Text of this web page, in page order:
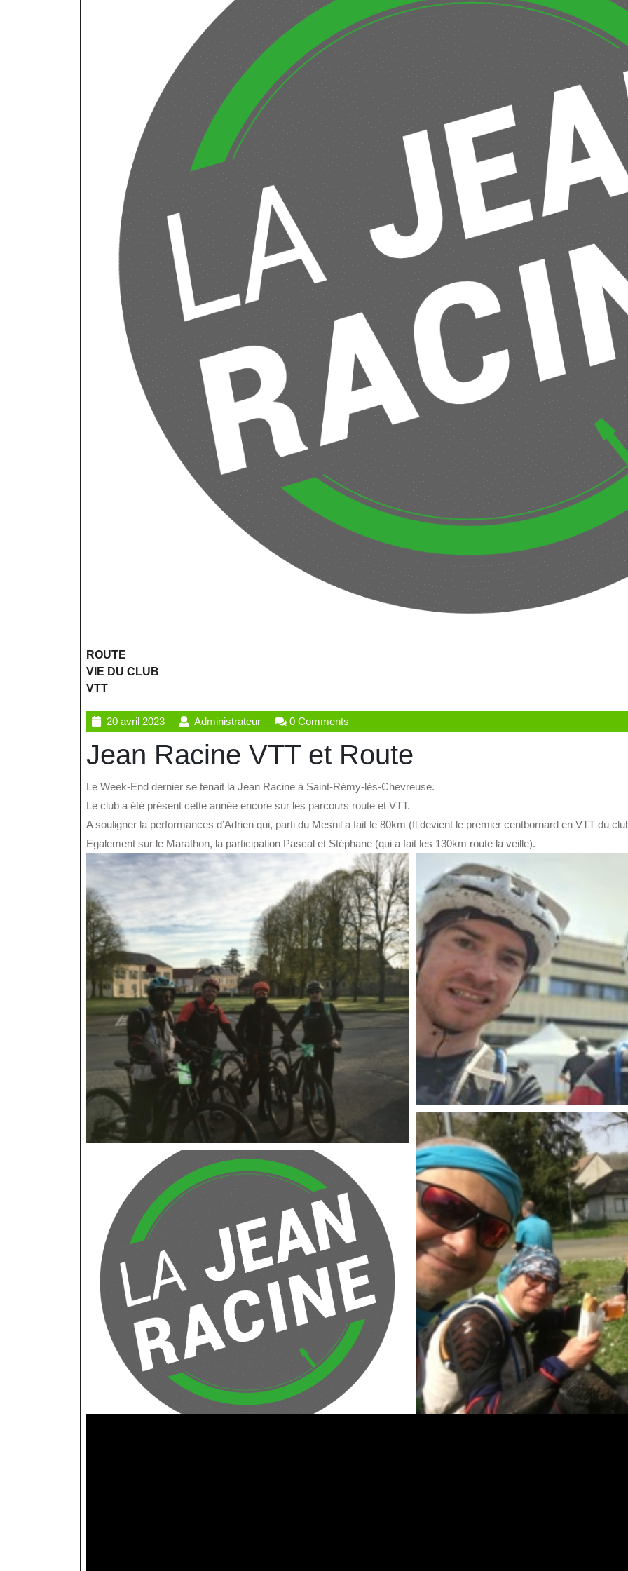
ROUTE
VIE DU CLUB
VTT
20 avril 202320
avril
2023
AdministrateurAdministrateur
0 Comments
Jean Racine VTT et Route
Le Week-End dernier se tenait la Jean Racine à Saint-Rémy-lès-Chevreuse.
Le club a été présent cette année encore sur les parcours route et VTT.
A souligner la performances d’Adrien qui, parti du Mesnil a fait le 80km (Il devient le premier centbornard en VTT du
Egalement sur le Marathon, la participation Pascal et Stéphane (qui a fait les 130km route la veille).